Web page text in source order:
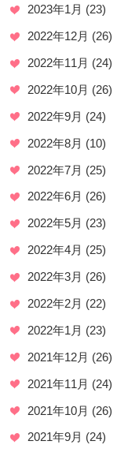
2023年1月 (23)
2022年12月 (26)
2022年11月 (24)
2022年10月 (26)
2022年9月 (24)
2022年8月 (10)
2022年7月 (25)
2022年6月 (26)
2022年5月 (23)
2022年4月 (25)
2022年3月 (26)
2022年2月 (22)
2022年1月 (23)
2021年12月 (26)
2021年11月 (24)
2021年10月 (26)
2021年9月 (24)